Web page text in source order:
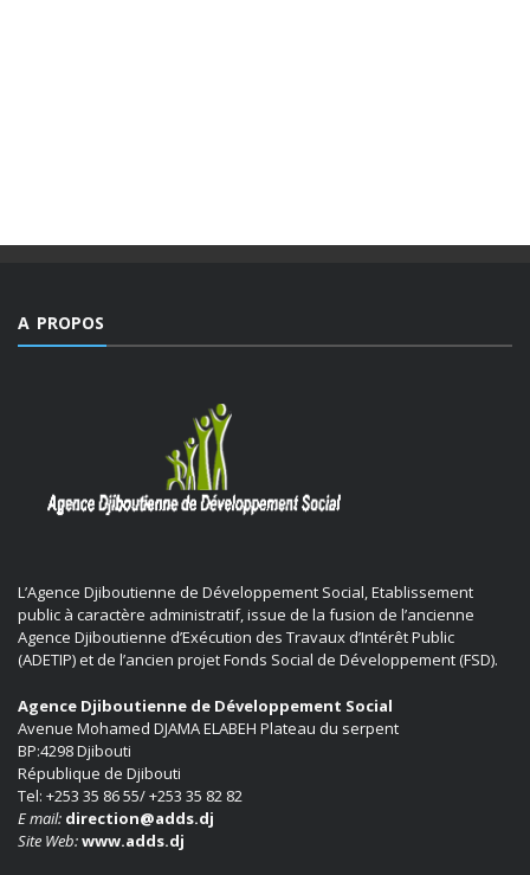
A PROPOS
L’Agence Djiboutienne de Développement Social, Etablissement
public à caractère administratif, issue de la fusion de l’ancienne
Agence Djiboutienne d’Exécution des Travaux d’Intérêt Public
(ADETIP) et de l’ancien projet Fonds Social de Développement (FSD).
Agence Djiboutienne de Développement Social
Avenue Mohamed DJAMA ELABEH Plateau du serpent
BP:4298 Djibouti
République de Djibouti
Tel: +253 35 86 55/ +253 35 82 82
E mail: direction@adds.dj
Site Web:www.adds.dj